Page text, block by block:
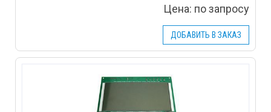
Цена: по запросу
ДОБАВИТЬ В ЗАКАЗ